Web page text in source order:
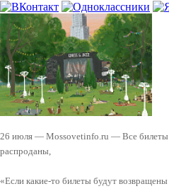
26 июля — Mossovetinfo.ru — Все билеты
распроданы,
«Если какие-то билеты будут